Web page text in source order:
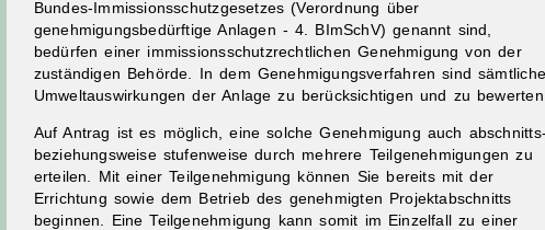
Bundes-Immissionsschutzgesetzes (Verordnung über
genehmigungsbedürftige Anlagen - 4. BImSchV) genannt sind,
bedürfen einer immissionsschutzrechtlichen Genehmigung von der
zuständigen Behörde. In dem Genehmigungsverfahren sind sämtliche
Umweltauswirkungen der Anlage zu berücksichtigen und zu
Auf Antrag ist es möglich, eine solche Genehmigung auch
beziehungsweise stufenweise durch mehrere Teilgenehmigungen zu
erteilen. Mit einer Teilgenehmigung können Sie bereits mit der
Errichtung sowie dem Betrieb des genehmigten Projektabschnitts
beginnen. Eine Teilgenehmigung kann somit im Einzelfall zu einer